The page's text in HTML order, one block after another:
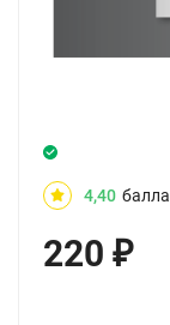
4,40 балла
220 ₽